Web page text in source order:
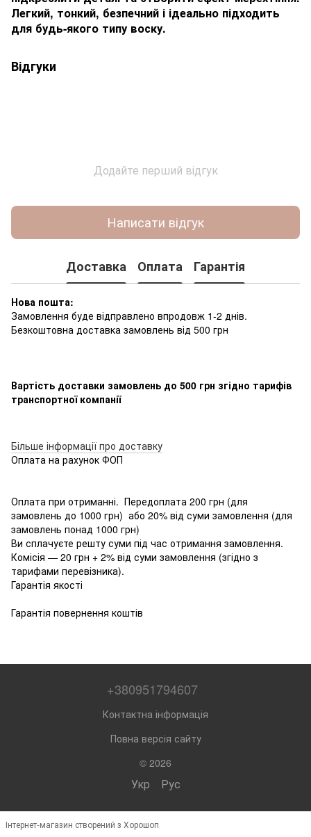
Легкий, тонкий, безпечний і ідеально підходить
для будь-якого типу воску.
Відгуки
Додайте перший відгук
Написати відгук
Доставка Оплата Гарантія
Нова пошта:
Замовлення буде відправлено впродовж 1-2 днів.
Безкоштовна доставка замовлень від 500 грн
Вартість доставки замовлень до 500 грн згідно тарифів
транспортної компанії
Більше інформації про доставку
Оплата на рахунок ФОП
Оплата при отриманні. Передоплата 200 грн (для
замовлень до 1000 грн) або 20% від суми замовлення (для
замовлень понад 1000 грн)
Ви сплачуєте решту суми під час отримання замовлення.
Комісія — 20 грн + 2% від суми замовлення (згідно з
тарифами перевізника).
Гарантія якості
Гарантія повернення коштів
+380951794607
Контактна інформація
Повна версія сайту
© 2026
Укр Рус
Інтернет-магазин створений з Хорошоп